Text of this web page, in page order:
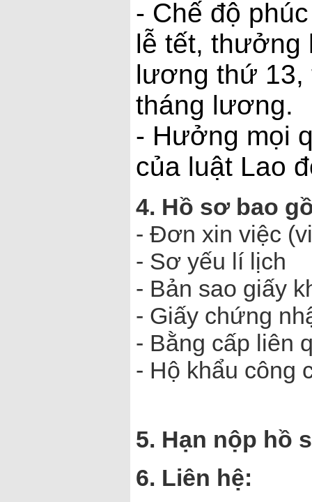
- Chế độ
lễ tết, thưởng
lương thứ 13,
tháng lương.
- Hưởng mọi
của luật Lao
4. Hồ sơ bao
- Đơn xin việc
- Sơ yếu lí lịch
- Bản sao giấy
- Giấy chứng
- Bằng cấp liên
- Hộ khẩu công
5. Hạn nộp hồ
6. Liên hệ: